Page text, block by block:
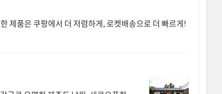
제품은 쿠팡에서 더 저렴하게, 로켓배송으로 더 빠르게!